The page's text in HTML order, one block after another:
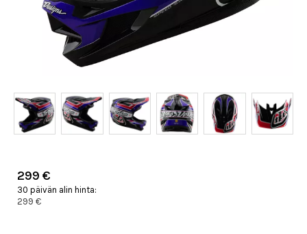
299 €
30 päivän alin hinta:
299 €